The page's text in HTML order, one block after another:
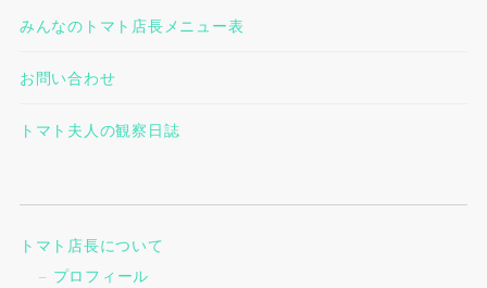
みんなのトマト店長メニュー表
お問い合わせ
トマト夫人の観察日誌
トマト店長について
プロフィール